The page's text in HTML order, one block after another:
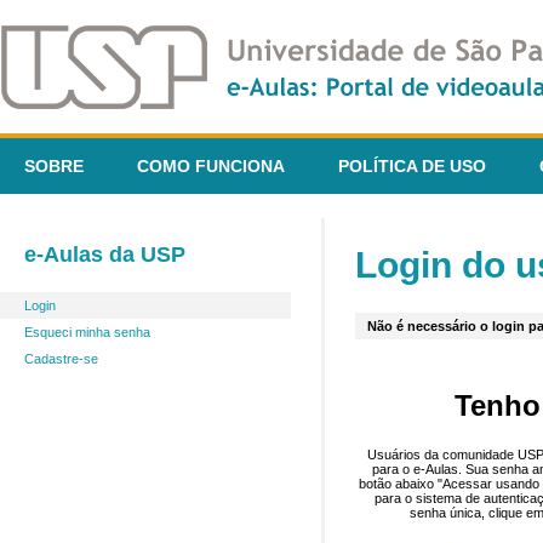
SOBRE COMO FUNCIONA POLÍTICA DE USO
e-Aulas da USP
Login
Esqueci minha senha
Cadastre-se
Login do
Não é necessário o login
Usuários da comunidade
para o e-Aulas. Sua senha
botão abaixo "Acessar
para o sistema de
senha única, clique